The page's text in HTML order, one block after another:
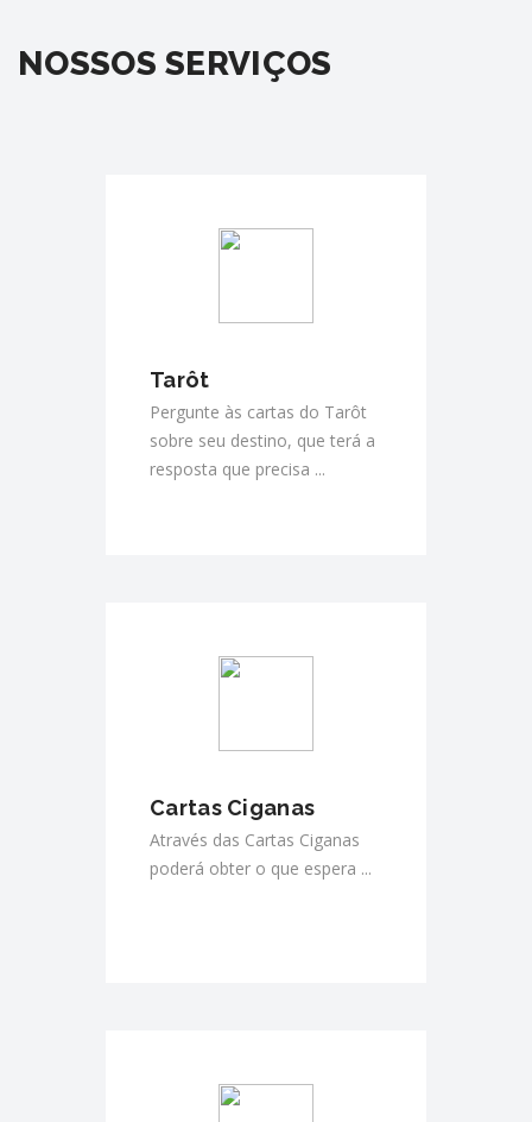
NOSSOS SERVIÇOS
Tarôt
Pergunte às cartas do Tarôt
sobre seu destino, que terá a
resposta que precisa ...
Cartas Ciganas
Através das Cartas Ciganas
poderá obter o que espera ...